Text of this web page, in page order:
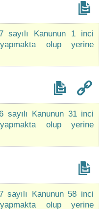
sayılı Kanunun 1 inci
olup yerine
sayılı Kanunun 31 inci
olup yerine
sayılı Kanunun 58 inci
olup yerine